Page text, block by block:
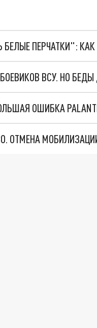
ПЕРЧАТКИ": КАК
ВСУ. НО